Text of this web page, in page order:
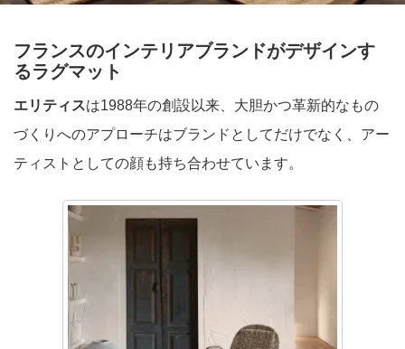
フランスのインテリアブランドがデザインす
るラグマット
エリティスは1988年の創設以来、大胆かつ革新的なもの
づくりへのアプローチはブランドとしてだけでなく、アー
ティストとしての顔も持ち合わせています。